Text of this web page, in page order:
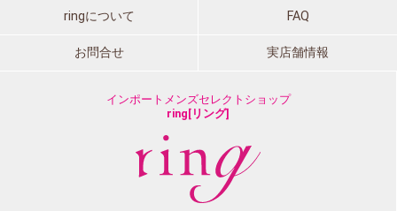
ringについて FAQ
お問合せ 実店舗情報
インポートメンズセレクトショップ
ring[リング]